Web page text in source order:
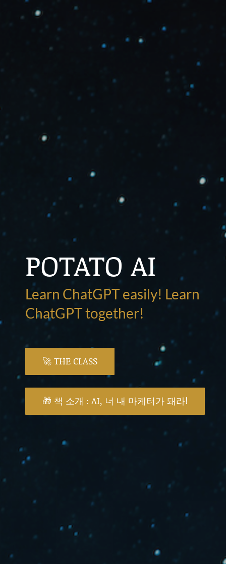
POTATO AI
Learn ChatGPT easily! Learn
ChatGPT together!
🚀 THE CLASS
🎁 책 소개 : AI, 너 내 마케터가 돼라!